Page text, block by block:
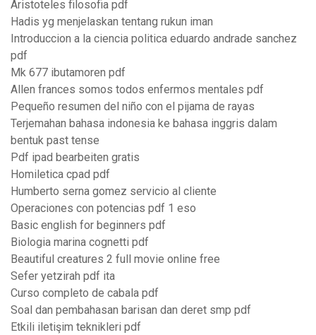
Aristoteles filosofia pdf
Hadis yg menjelaskan tentang rukun iman
Introduccion a la ciencia politica eduardo andrade sanchez
pdf
Mk 677 ibutamoren pdf
Allen frances somos todos enfermos mentales pdf
Pequeño resumen del niño con el pijama de rayas
Terjemahan bahasa indonesia ke bahasa inggris dalam
bentuk past tense
Pdf ipad bearbeiten gratis
Homiletica cpad pdf
Humberto serna gomez servicio al cliente
Operaciones con potencias pdf 1 eso
Basic english for beginners pdf
Biologia marina cognetti pdf
Beautiful creatures 2 full movie online free
Sefer yetzirah pdf ita
Curso completo de cabala pdf
Soal dan pembahasan barisan dan deret smp pdf
Etkili iletişim teknikleri pdf